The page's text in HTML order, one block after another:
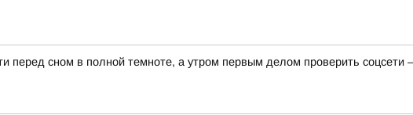
перед сном в полной темноте, а утром первым делом проверить соцсети